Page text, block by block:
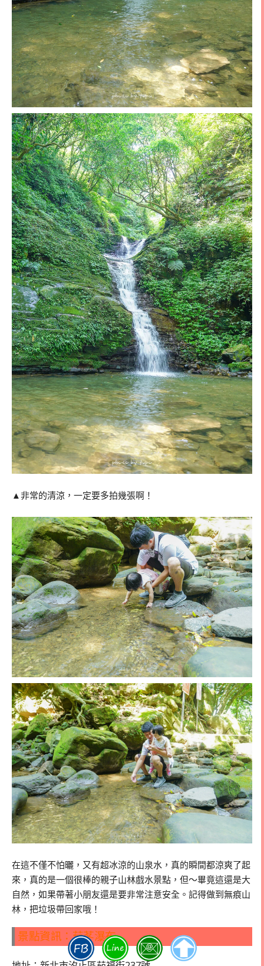
▲非常的清涼，一定要多拍幾張啊！
在這不僅不怕曬，又有超冰涼的山泉水，真的瞬間都涼爽了起
來，真的是一個很棒的親子山林戲水景點，但～畢竟這還是大
自然，如果帶著小朋友還是要非常注意安全。記得做到無痕山
林，把垃圾帶回家哦！
景點資訊：茄苳瀑布